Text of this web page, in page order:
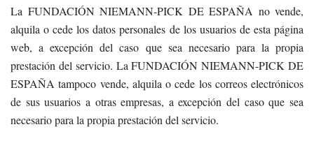
La FUNDACIÓN NIEMANN-PICK DE ESPAÑA no vende,
alquila o cede los datos personales de los usuarios de esta página
web, a excepción del caso que sea necesario para la propia
prestación del servicio. La FUNDACIÓN NIEMANN-PICK DE
ESPAÑA tampoco vende, alquila o cede los correos electrónicos
de sus usuarios a otras empresas, a excepción del caso que sea
necesario para la propia prestación del servicio.